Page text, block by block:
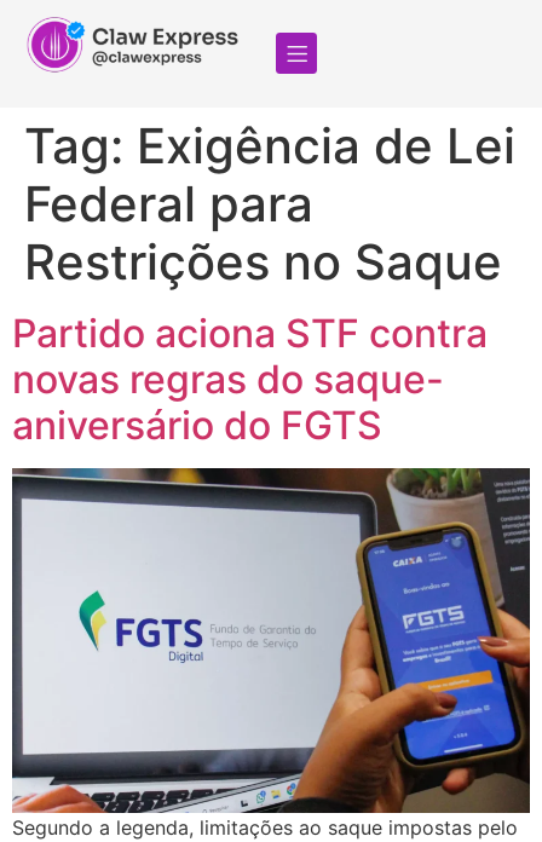
Tag: Exigência de Lei
Federal para
Restrições no Saque
Partido aciona STF contra
novas regras do saque-
aniversário do FGTS
Segundo a legenda, limitações ao saque impostas pelo